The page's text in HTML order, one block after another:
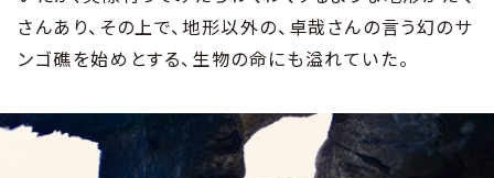
さんあり、その上で、地形以外の、卓哉さんの言う幻のサ
ンゴ礁を始めとする、生物の命にも溢れていた。